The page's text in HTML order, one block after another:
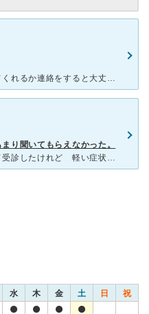
子供が目に怪我をし、子供でも診てくれるか連絡をすると大丈夫ですよという返事をいただいたので行きました。 待合室は綺麗で広く、小さいですがキッズスペースもありました。平日の夕方に行き少し混み合っていま
り聞いてもらえなかった。
目が痛痒くて、どうにもならなくて受診したけれど 軽い症状と思われたのか納得いく説明も無く痒み止めの軟膏と目薬を出されました。 原因がなんなのか知りたくて受診したのに、白内障の初期の点眼薬も処方さ
水 木 金 土 日 祝